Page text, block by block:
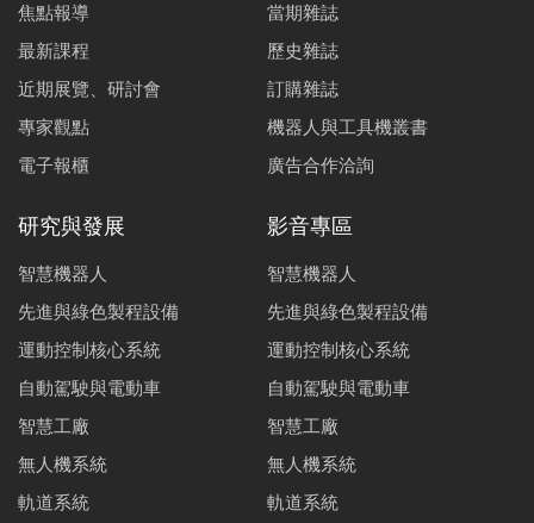
焦點報導
最新課程
近期展覽、研討會
專家觀點
電子報櫃
當期雜誌
歷史雜誌
訂購雜誌
機器人與工具機叢書
廣告合作洽詢
研究與發展
智慧機器人
先進與綠色製程設備
運動控制核心系統
自動駕駛與電動車
智慧工廠
無人機系統
軌道系統
影音專區
智慧機器人
先進與綠色製程設備
運動控制核心系統
自動駕駛與電動車
智慧工廠
無人機系統
軌道系統